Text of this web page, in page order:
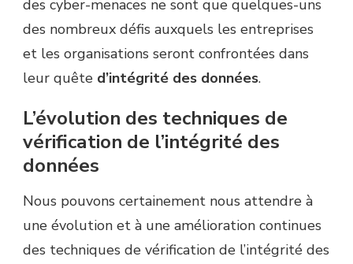
des cyber-menaces ne sont que quelques-uns
des nombreux défis auxquels les entreprises
et les organisations seront confrontées dans
leur quête d’intégrité des données.
L’évolution des techniques de
vérification de l’intégrité des
données
Nous pouvons certainement nous attendre à
une évolution et à une amélioration continues
des techniques de vérification de l’intégrité des